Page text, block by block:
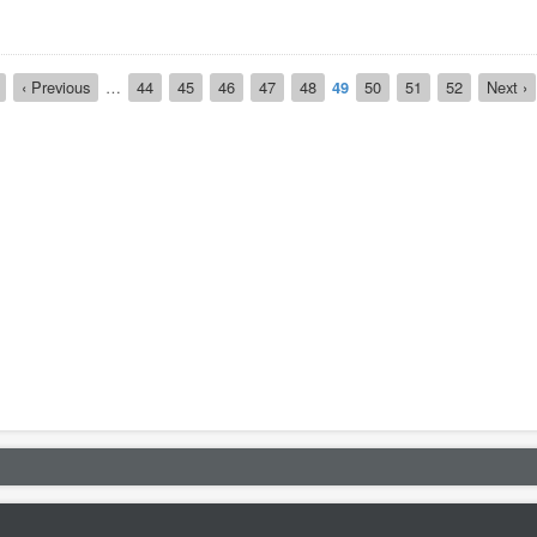
Página
anterior
‹ Previous … Página
44 Página
45 Página
46 Página
47 Página
48
Página
actual
49 Página
50 Página
51 Página
52
página
Next ›